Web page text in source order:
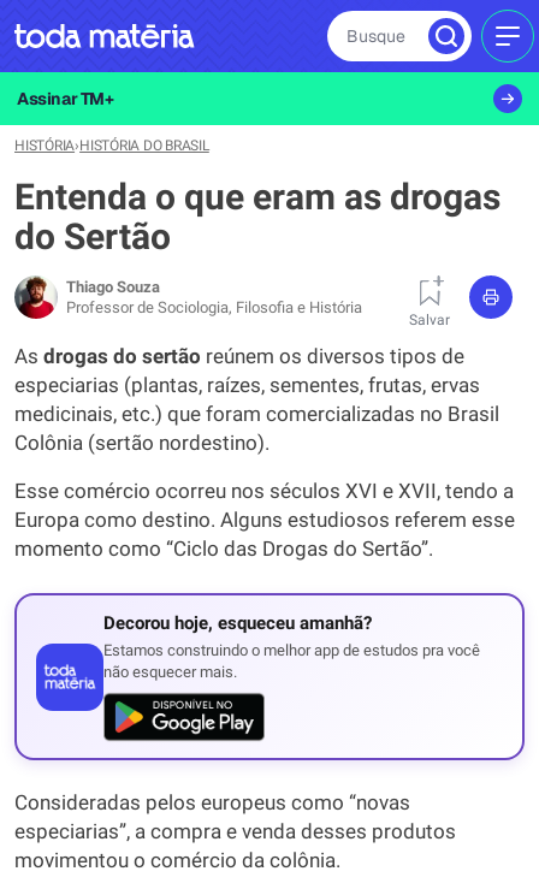
Busque
Assinar TM+
HISTÓRIA›HISTÓRIA DO BRASIL
Entenda o que eram as drogas
do Sertão
Thiago Souza
Professor de Sociologia, Filosofia e História
Salvar
As drogas do sertão reúnem os diversos tipos de
especiarias (plantas, raízes, sementes, frutas, ervas
medicinais, etc.) que foram comercializadas no Brasil
Colônia (sertão nordestino).
Esse comércio ocorreu nos séculos XVI e XVII, tendo a
Europa como destino. Alguns estudiosos referem esse
momento como “Ciclo das Drogas do Sertão”.
Decorou hoje, esqueceu amanhã?
Estamos construindo o melhor app de estudos pra você
não esquecer mais.
Consideradas pelos europeus como “novas
especiarias”, a compra e venda desses produtos
movimentou o comércio da colônia.